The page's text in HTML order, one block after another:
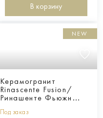
В корзину
NEW
Керамогранит
Rinascente Fusion/
Ринашенте Фьюжн
Под заказ